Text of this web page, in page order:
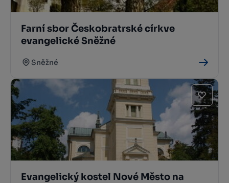
Farní sbor Českobratrské církve
evangelické Sněžné
Sněžné
Evangelický kostel Nové Město na